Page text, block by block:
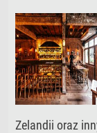
Zelandii oraz